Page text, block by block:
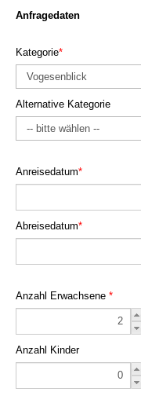
Anfragedaten
Kategorie*
Alternative Kategorie
Anreisedatum*
Abreisedatum*
Anzahl Erwachsene *
Anzahl Kinder